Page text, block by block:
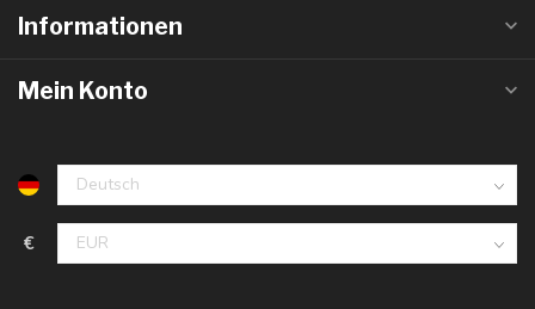
Informationen
Mein Konto
€